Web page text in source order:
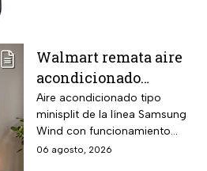
Walmart remata aire
acondicionado
Samsung Wind
Inverter frío y calor 1
tonelada con WiFi y
$3,500 de descuento
Aire acondicionado tipo
minisplit de la línea Samsung
Wind con funcionamiento
bidireccional frío y calor
06 agosto, 2026